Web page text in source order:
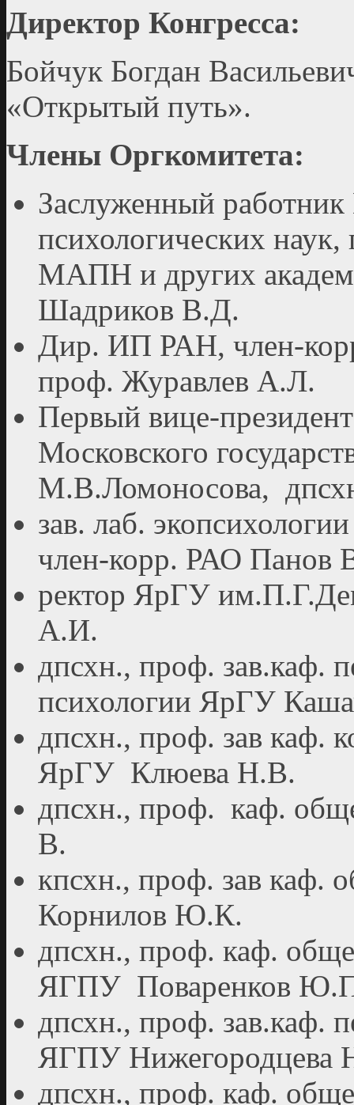
Директор Конгресса:
Бойчук Богдан
«Открытый путь».
Члены Оргкомитета:
Заслуженный
психологических
МАПН и других
Шадриков В.Д.
Дир. ИП РАН, член-
проф. Журавлев А.Л.
Первый вице-
Московского
М.В.Ломоносова,
зав. лаб.
член-корр. РАО Панов
ректор ЯрГУ
А.И.
дпсхн., проф. зав.каф.
психологии ЯрГУ
дпсхн., проф. зав каф.
ЯрГУ Клюева Н.В.
дпсхн., проф. каф.
В.
кпсхн., проф. зав каф.
Корнилов Ю.К.
дпсхн., проф. каф.
ЯГПУ Поваренков
дпсхн., проф. зав.каф.
ЯГПУ Нижегородцева
дпсхн., проф. каф.